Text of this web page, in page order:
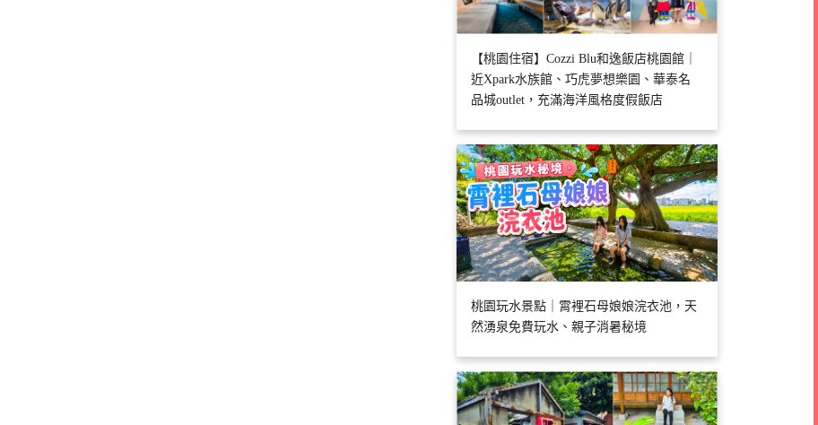
【桃園住宿】Cozzi Blu和逸飯店桃園館｜
近Xpark水族館、巧虎夢想樂園、華泰名
品城outlet，充滿海洋風格度假飯店
桃園玩水景點｜霄裡石母娘娘浣衣池，天
然湧泉免費玩水、親子消暑秘境